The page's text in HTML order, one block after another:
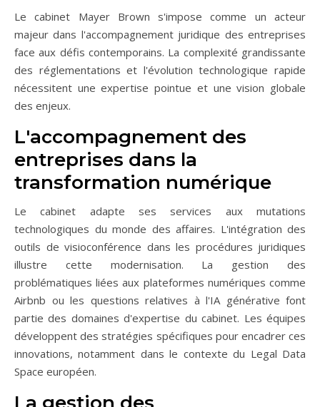
Le cabinet Mayer Brown s'impose comme un acteur
majeur dans l'accompagnement juridique des entreprises
face aux défis contemporains. La complexité grandissante
des réglementations et l'évolution technologique rapide
nécessitent une expertise pointue et une vision globale
des enjeux.
L'accompagnement des
entreprises dans la
transformation numérique
Le cabinet adapte ses services aux mutations
technologiques du monde des affaires. L'intégration des
outils de visioconférence dans les procédures juridiques
illustre cette modernisation. La gestion des
problématiques liées aux plateformes numériques comme
Airbnb ou les questions relatives à l'IA générative font
partie des domaines d'expertise du cabinet. Les équipes
développent des stratégies spécifiques pour encadrer ces
innovations, notamment dans le contexte du Legal Data
Space européen.